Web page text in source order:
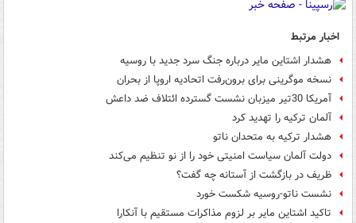
اخبار مرتبط
هشدار اشتاین مایر درباره جنگ سرد جدید با روسیه
نسخه موگرینی برای برون‌رفت اتحادیه اروپا از بحران
آمریکا 30تیر میزبان نشست گسترده ائتلاف ضد داعش
آلمان ترکیه را تهدید کرد
هشدار ترکیه به متحدان ناتو
دولت آلمان سیاست امنیتی خود را از نو تنظیم می‌کند
ظریف در بازگشت از آستانه چه گفت؟
نشست ناتو-روسیه شکست خورد
تاکید اشتاین مایر بر لزوم مذاکرات مستقیم با آنکارا